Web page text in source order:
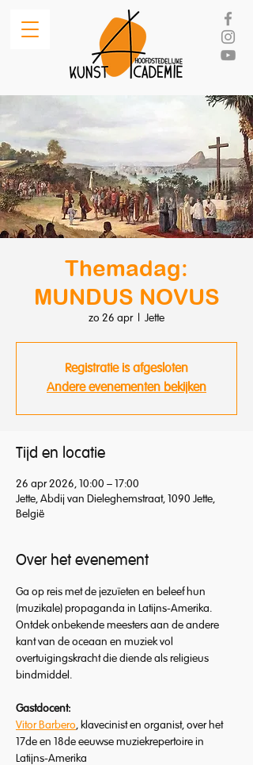
Themadag:
MUNDUS NOVUS
zo 26 apr
  |
Jette
Registratie is afgesloten
Andere evenementen bekijken
Tijd en locatie
26 apr 2026, 10:00 – 17:00
Jette, Abdij van Dieleghemstraat, 1090 Jette,
België
Over het evenement
Ga op reis met de jezuïeten en beleef hun
(muzikale) propaganda in Latijns-Amerika.
Ontdek onbekende meesters aan de andere
kant van de oceaan en muziek vol
overtuigingskracht die diende als religieus
bindmiddel.
Gastdocent:
Vitor Barbero, klavecinist en organist, over het
17de en 18de eeuwse muziekrepertoire in
Latijns-Amerika